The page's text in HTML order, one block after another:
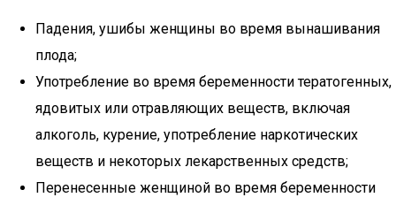
Падения, ушибы женщины во время вынашивания
плода;
Употребление во время беременности тератогенных,
ядовитых или отравляющих веществ, включая
алкоголь, курение, употребление наркотических
веществ и некоторых лекарственных средств;
Перенесенные женщиной во время беременности